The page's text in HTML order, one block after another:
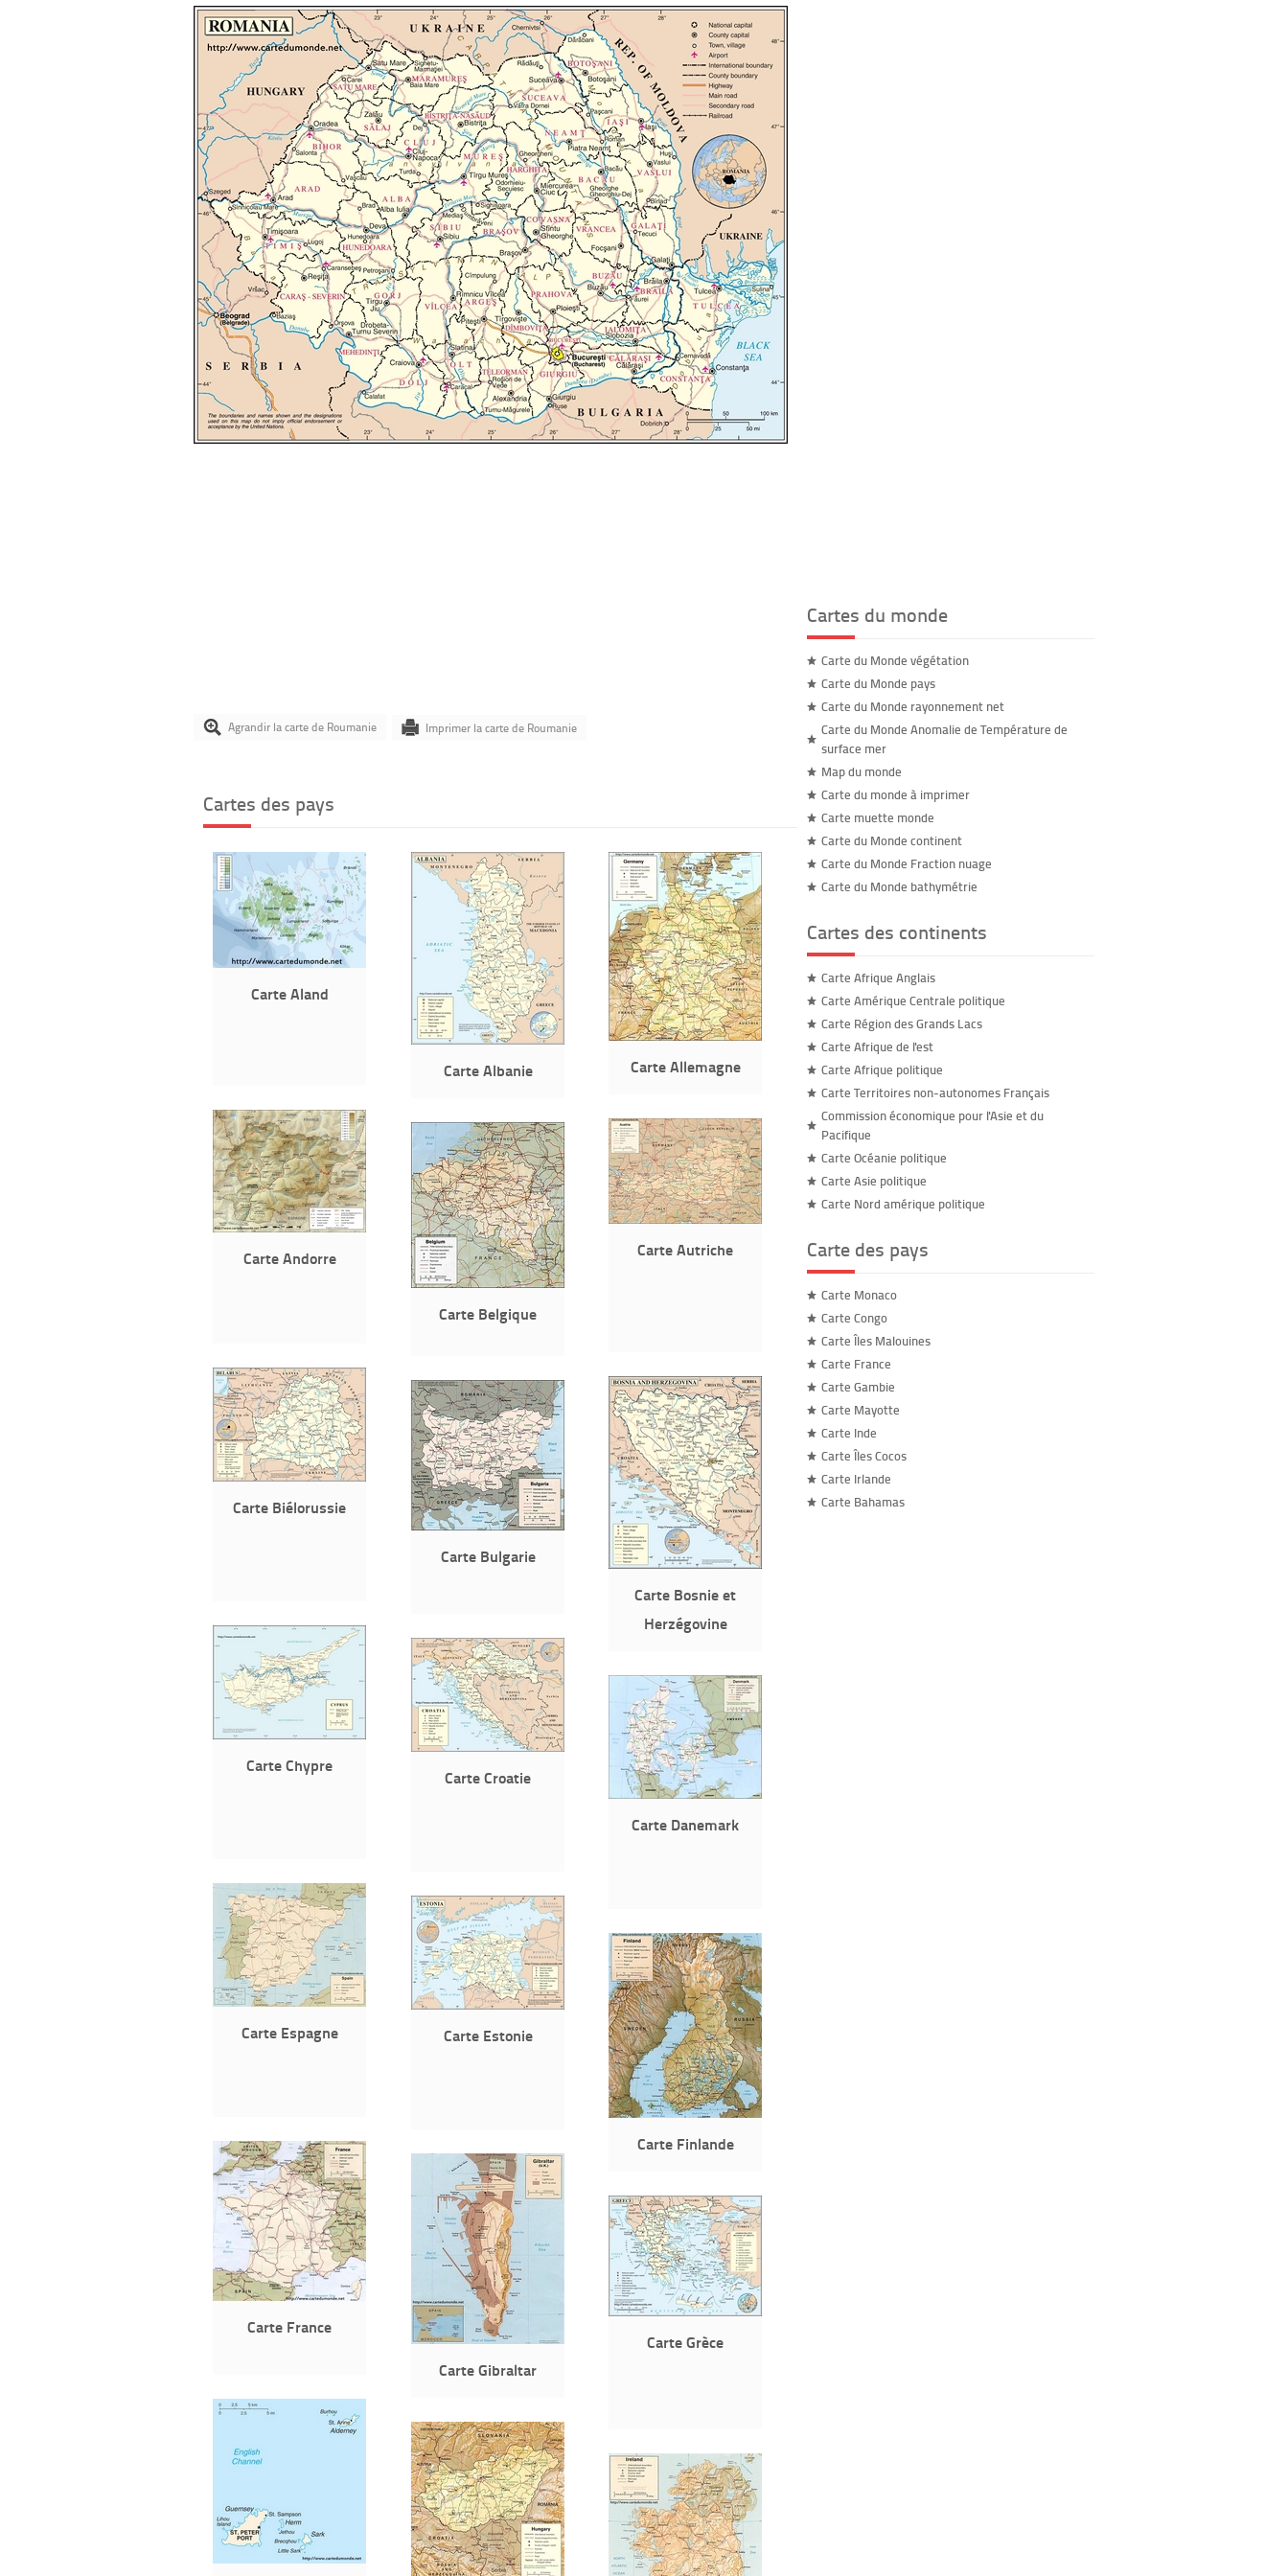
Agrandir la carte de Roumanie Imprimer la carte de Roumanie
Cartes des pays
Carte Aland
Carte Albanie Carte Allemagne
Carte Andorre Carte Autriche
Carte Belgique
Carte Biélorussie
Carte Bosnie et
Herzégovine
Carte Bulgarie
Carte Chypre
Carte Croatie
Carte Danemark
Carte Espagne Carte Estonie
Carte Finlande
Carte France
Carte Gibraltar
Carte Grèce
Cartes du monde
Carte du Monde végétation
Carte du Monde pays
Carte du Monde rayonnement net
Carte du Monde Anomalie de Température de
surface mer
Map du monde
Carte du monde à imprimer
Carte muette monde
Carte du Monde continent
Carte du Monde Fraction nuage
Carte du Monde bathymétrie
Cartes des continents
Carte Afrique Anglais
Carte Amérique Centrale politique
Carte Région des Grands Lacs
Carte Afrique de l'est
Carte Afrique politique
Carte Territoires non-autonomes Français
Commission économique pour l'Asie et du
Pacifique
Carte Océanie politique
Carte Asie politique
Carte Nord amérique politique
Carte des pays
Carte Monaco
Carte Congo
Carte Îles Malouines
Carte France
Carte Gambie
Carte Mayotte
Carte Inde
Carte Îles Cocos
Carte Irlande
Carte Bahamas